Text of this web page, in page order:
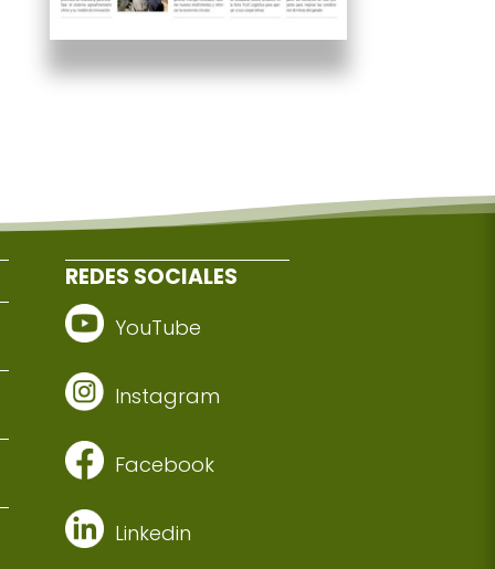
REDES SOCIALES
YouTube
Instagram
Facebook
Linkedin